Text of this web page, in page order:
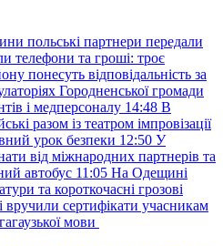
польські партнери передали
телефони та гроші: троє
понесуть відповідальність за
Городненської громади
і медперсоналу 14:48 В
разом із театром імпровізації
урок безпеки 12:50 У
від міжнародних партнерів та
автобус 11:05 На Одещині
та короткочасні грозові
вручили сертифікати учасникам
мови